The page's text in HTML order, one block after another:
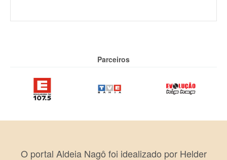
Parceiros
O portal Aldeia Nagô foi idealizado por Helder